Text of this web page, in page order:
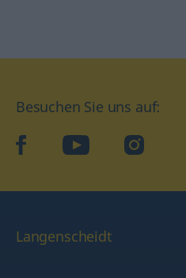
Besuchen Sie uns auf:
facebookYouTube Instagram
Langenscheidt